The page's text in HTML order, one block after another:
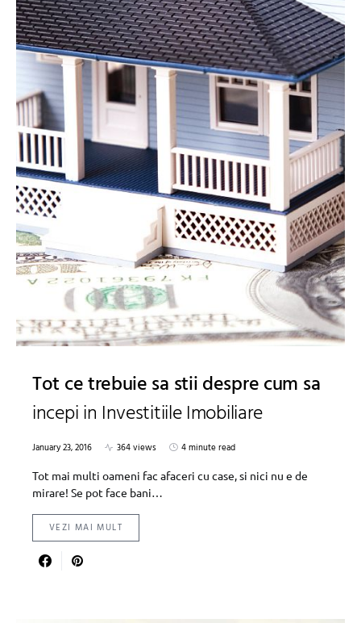
Tot ce trebuie sa stii despre cum sa
incepi in Investitiile Imobiliare
January 23, 2016 364 views
4 minute read
Tot mai multi oameni fac afaceri cu case, si nici nu e de
mirare! Se pot face bani…
VEZI MAI MULT